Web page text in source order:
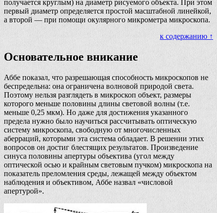
получается круглым) на диаметр рисуемого объекта. При этом
первый диаметр определяется простой масштабной линейкой,
а второй — при помощи окулярного микрометра микроскопа.
к содержанию ↑
Основательное вникание
Аббе показал, что разрешающая способность микроскопов не
беспредельна: она ограничена волновой природой света.
Поэтому нельзя разглядеть в микроскоп объект, размеры
которого меньше половины длины световой волны (т.е.
меньше 0,25 мкм). Но даже для достижения указанного
предела нужно было научиться рассчитывать оптическую
систему микроскопа, свободную от многочисленных
аберраций, которыми эта система обладает. В решении этих
вопросов он достиг блестящих результатов. Произведение
синуса половины апертуры объектива (угол между
оптической осью и крайным световым пучком) микроскопа на
показатель преломления среды, лежащей между объектом
наблюдения и объективом, Аббе назвал «числовой
апертурой».